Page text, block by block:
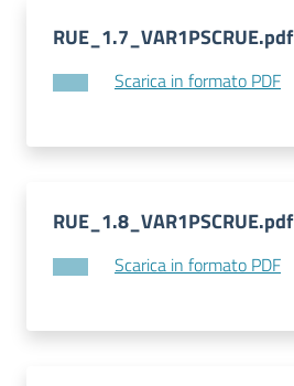
RUE_1.7_VAR1PSCRUE.pdf
Scarica in formato PDF
RUE_1.8_VAR1PSCRUE.pdf
Scarica in formato PDF